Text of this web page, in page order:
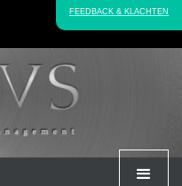
FEEDBACK & KLACHTEN